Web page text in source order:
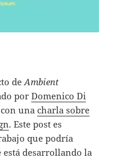
deAmbient
porDomenico Di
con unacharla sobre
. Este post es
que podría
está desarrollando la